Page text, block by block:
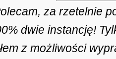
za rzetelnie
dwie instancję!
z możliwości